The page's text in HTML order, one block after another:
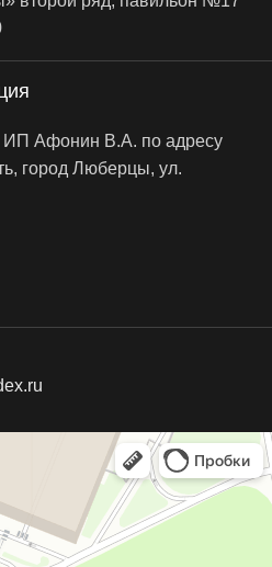
ИП Афонин В.А. по адресу
город Люберцы, ул.
городской транспорт